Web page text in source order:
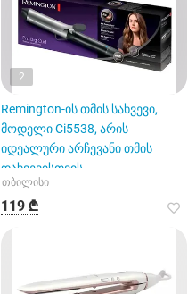
2
Remington-ის თმის სახვევი,
მოდელი Ci5538, არის
იდეალური არჩევანი თმის
დახვევისთვის
თბილისი
119 ₾